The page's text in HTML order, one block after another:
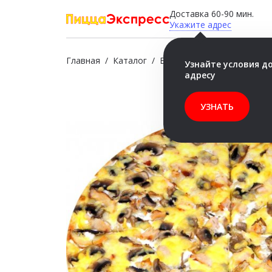
Доставка 60-90 мин.
Укажите адрес
Главная / Каталог / Бесплатно / Жульен 40см
Узнайте условия
адресу
УЗНАТЬ